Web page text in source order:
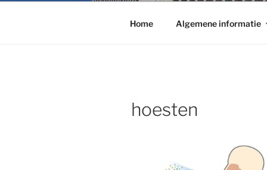
Home Algemene informatie
hoesten